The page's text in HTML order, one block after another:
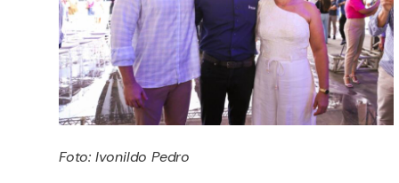
Foto: Ivonildo Pedro